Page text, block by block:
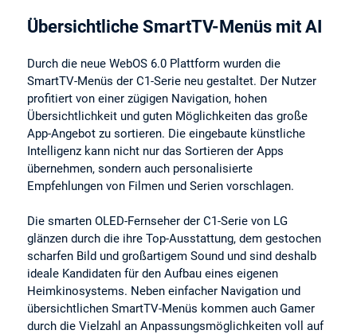
Übersichtliche SmartTV-Menüs mit AI
Durch die neue WebOS 6.0 Plattform wurden die
SmartTV-Menüs der C1-Serie neu gestaltet. Der Nutzer
profitiert von einer zügigen Navigation, hohen
Übersichtlichkeit und guten Möglichkeiten das große
App-Angebot zu sortieren. Die eingebaute künstliche
Intelligenz kann nicht nur das Sortieren der Apps
übernehmen, sondern auch personalisierte
Empfehlungen von Filmen und Serien vorschlagen.
Die smarten OLED-Fernseher der C1-Serie von LG
glänzen durch die ihre Top-Ausstattung, dem gestochen
scharfen Bild und großartigem Sound und sind deshalb
ideale Kandidaten für den Aufbau eines eigenen
Heimkinosystems. Neben einfacher Navigation und
übersichtlichen SmartTV-Menüs kommen auch Gamer
durch die Vielzahl an Anpassungsmöglichkeiten voll auf